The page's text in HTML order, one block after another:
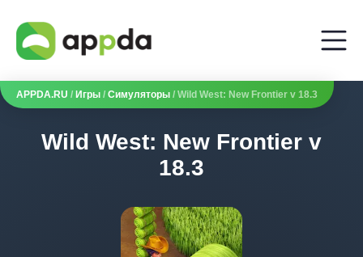
APPDA.RU / Игры / Симуляторы / Wild West: New Frontier v 18.3
Wild West: New Frontier v
18.3